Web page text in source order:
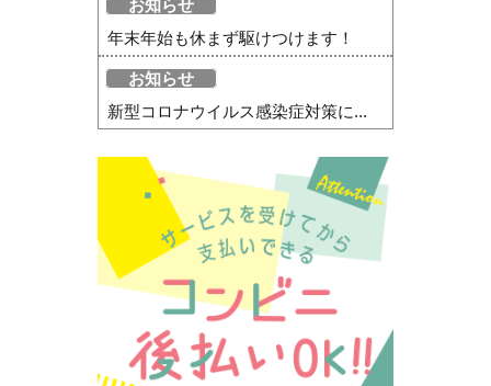
お知らせ
年末年始も休まず駆けつけます！
お知らせ
新型コロナウイルス感染症対策に...